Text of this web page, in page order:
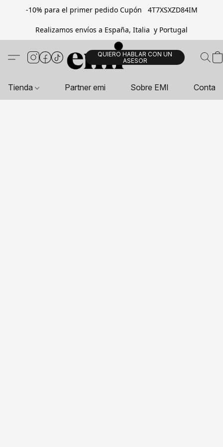
-10% para el primer pedido Cupón 4T7XSXZD84IM
Realizamos envíos a España, Italia y Portugal
QUIERO HABLAR CON UN
ASESOR
Tienda Partner emi Sobre EMI